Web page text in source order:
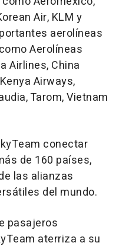
Air, KLM y
aerolíneas
Aerolíneas
Airlines, China
Airways,
Tarom, Vietnam
conectar
de 160 países,
las alianzas
del mundo.
pasajeros
aterriza a su